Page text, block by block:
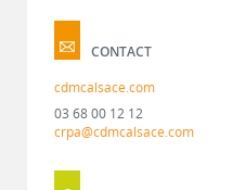
CONTACT
cdmcalsace.com
03 68 00 12 12
crpa@cdmcalsace.com